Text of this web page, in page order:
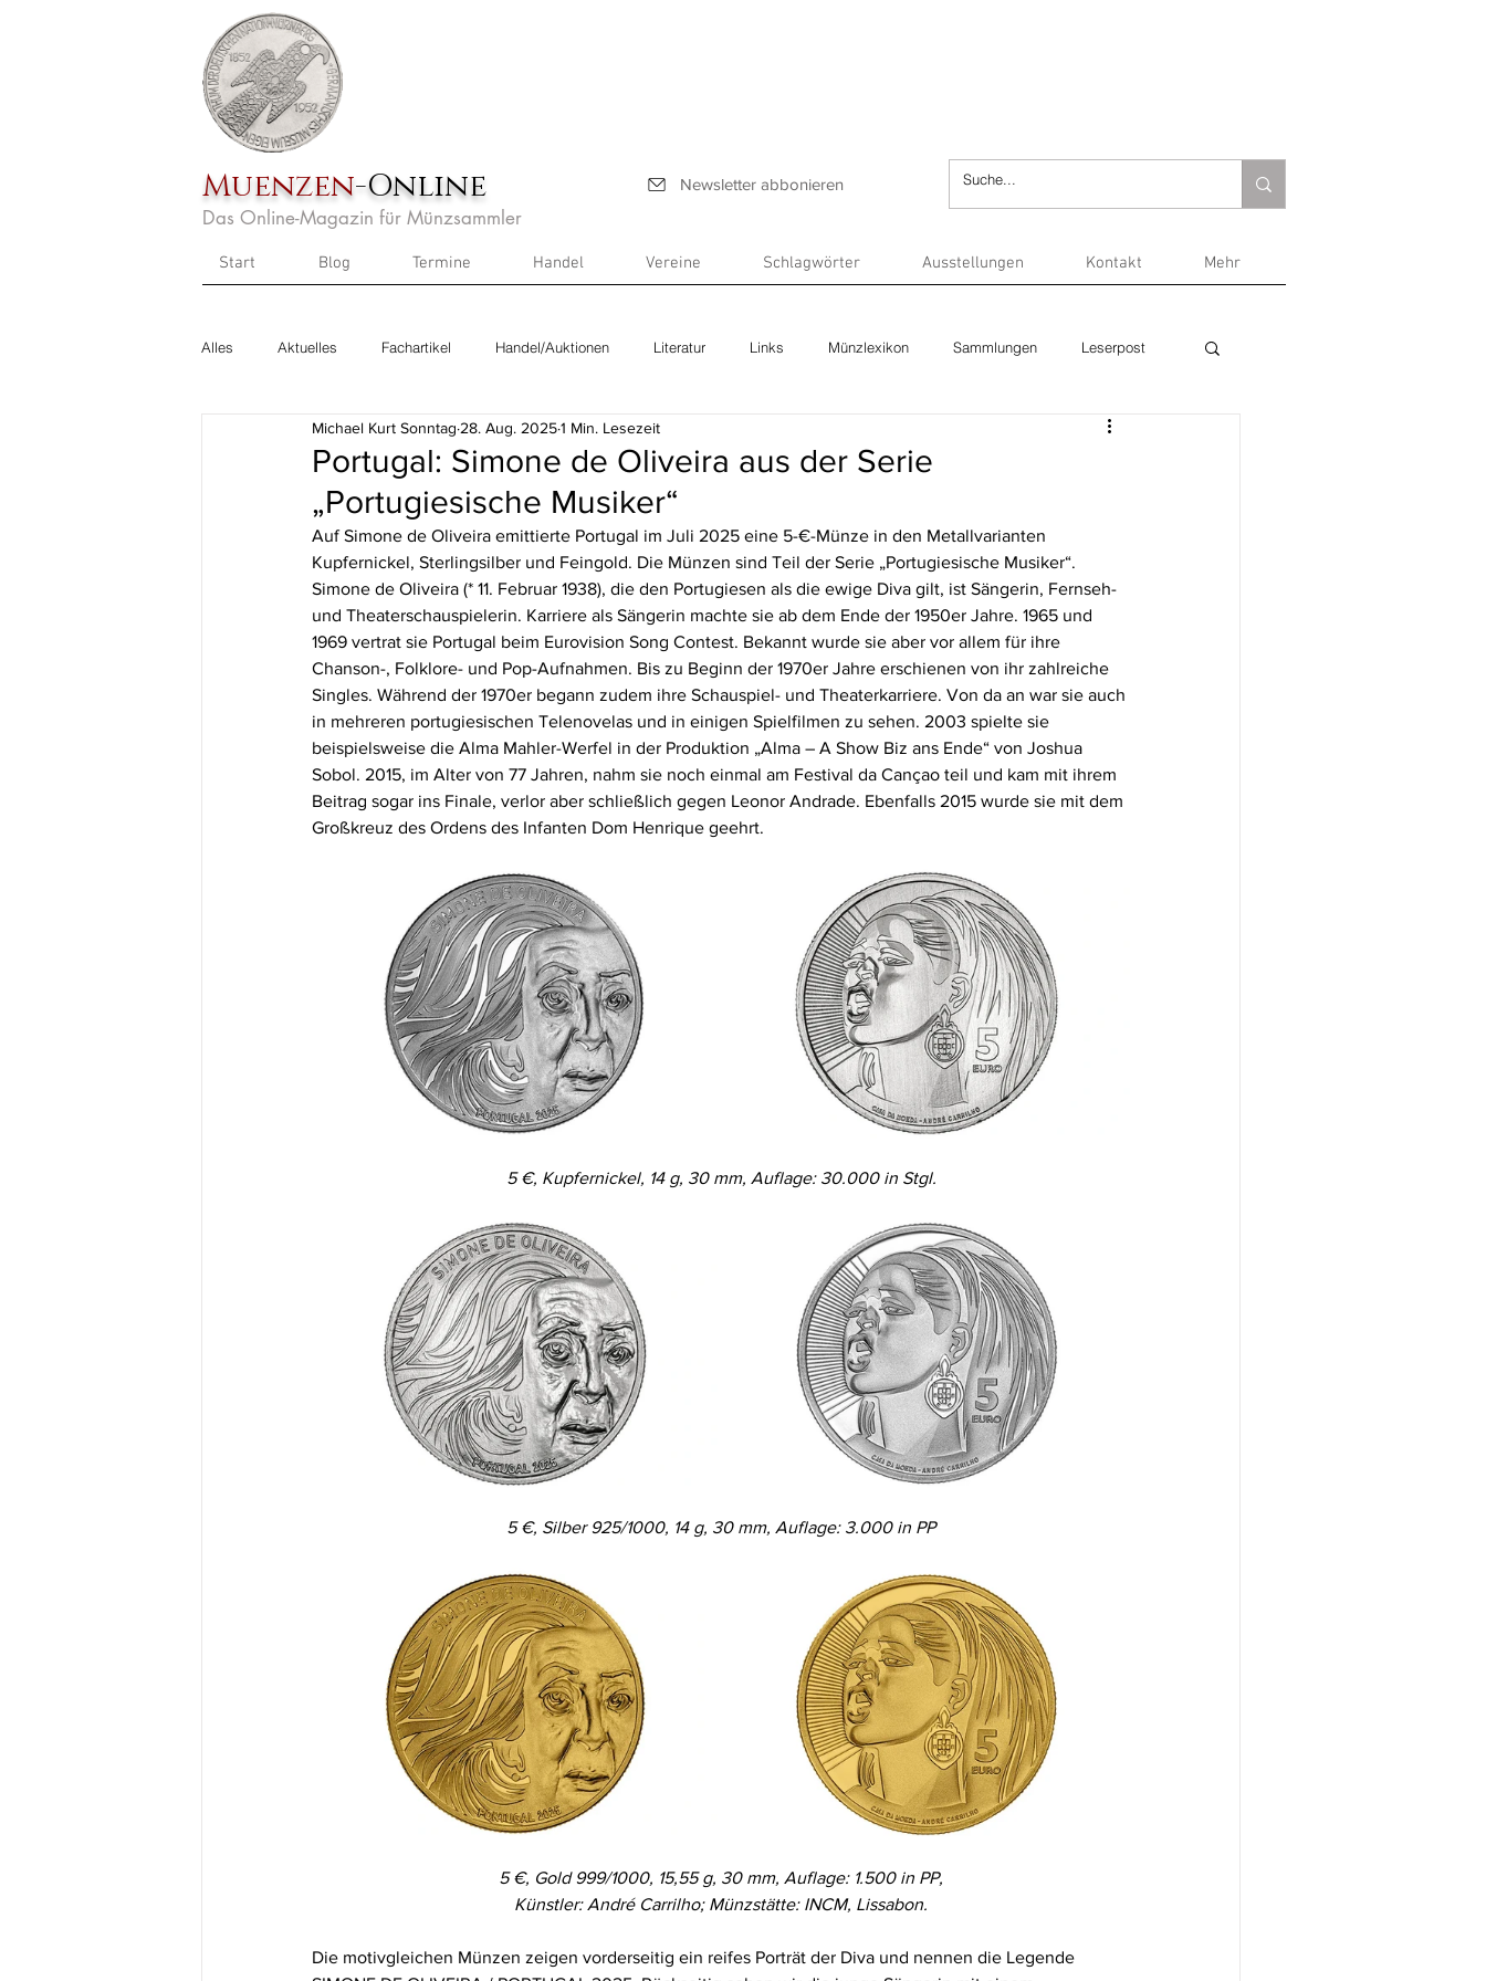
Muenzen-Online Newsletter abbonieren
Das Online-Magazin für Münzsammler
Start Blog Termine Handel Vereine Schlagwörter Ausstellungen Kontakt Mehr
Alles Aktuelles Fachartikel Handel/Auktionen Literatur Links Münzlexikon Sammlungen Leserpost
Portugal: Simone de Oliveira aus der Serie
„Portugiesische Musiker“
Michael Kurt Sonntag 28. Aug. 20251 Min. Lesezeit
Auf Simone de Oliveira emittierte Portugal im Juli 2025 eine 5-€-Münze in den Metallvarianten
Kupfernickel, Sterlingsilber und Feingold. Die Münzen sind Teil der Serie „Portugiesische Musiker“.
Simone de Oliveira (* 11. Februar 1938), die den Portugiesen als die ewige Diva gilt, ist Sängerin, Fernseh-
und Theaterschauspielerin. Karriere als Sängerin machte sie ab dem Ende der 1950er Jahre. 1965 und
1969 vertrat sie Portugal beim Eurovision Song Contest. Bekannt wurde sie aber vor allem für ihre
Chanson-, Folklore- und Pop-Aufnahmen. Bis zu Beginn der 1970er Jahre erschienen von ihr zahlreiche
Singles. Während der 1970er begann zudem ihre Schauspiel- und Theaterkarriere. Von da an war sie auch
in mehreren portugiesischen Telenovelas und in einigen Spielfilmen zu sehen. 2003 spielte sie
beispielsweise die Alma Mahler-Werfel in der Produktion „Alma – A Show Biz ans Ende“ von Joshua
Sobol. 2015, im Alter von 77 Jahren, nahm sie noch einmal am Festival da Cançao teil und kam mit ihrem
Beitrag sogar ins Finale, verlor aber schließlich gegen Leonor Andrade. Ebenfalls 2015 wurde sie mit dem
Großkreuz des Ordens des Infanten Dom Henrique geehrt.
5 €, Kupfernickel, 14 g, 30 mm, Auflage: 30.000 in Stgl.
5 €, Silber 925/1000, 14 g, 30 mm, Auflage: 3.000 in PP
5 €, Gold 999/1000, 15,55 g, 30 mm, Auflage: 1.500 in PP,
Künstler: André Carrilho; Münzstätte: INCM, Lissabon.
Die motivgleichen Münzen zeigen vorderseitig ein reifes Porträt der Diva und nennen die Legende